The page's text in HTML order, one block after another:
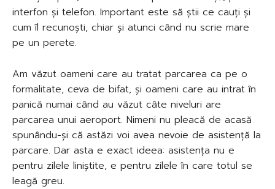
interfon și telefon. Important este să știi ce cauți și
cum îl recunoști, chiar și atunci când nu scrie mare
pe un perete.
Am văzut oameni care au tratat parcarea ca pe o
formalitate, ceva de bifat, și oameni care au intrat în
panică numai când au văzut câte niveluri are
parcarea unui aeroport. Nimeni nu pleacă de acasă
spunându-și că astăzi voi avea nevoie de asistență la
parcare. Dar asta e exact ideea: asistența nu e
pentru zilele liniștite, e pentru zilele în care totul se
leagă greu.